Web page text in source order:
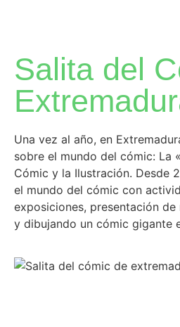
Salita del
Una vez al año, en
sobre el mundo del cómic: La
Cómic y la Ilustración. Desde
el mundo del cómic con
exposiciones, presentación
y dibujando un cómic gigante